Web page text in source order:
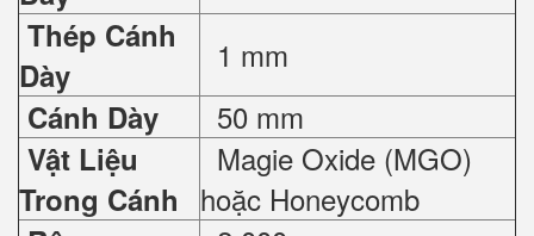
Thép Cánh
Dày
1 mm
Cánh Dày 50 mm
Vật Liệu
Trong Cánh
Magie Oxide (MGO)
hoặc Honeycomb